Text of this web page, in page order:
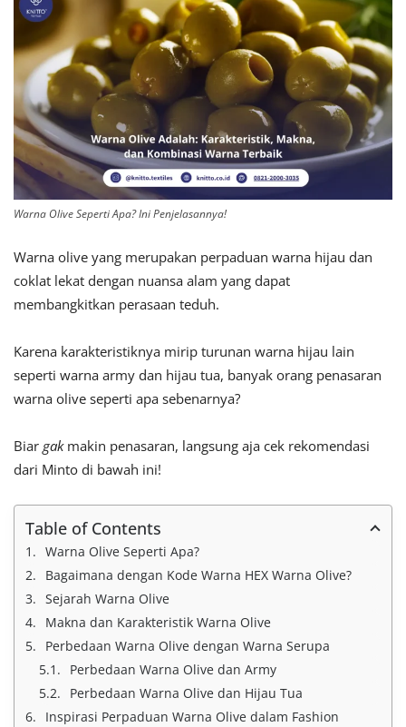
Warna Olive Seperti Apa? Ini Penjelasannya!
Warna olive yang merupakan perpaduan warna hijau dan
coklat lekat dengan nuansa alam yang dapat
membangkitkan perasaan teduh.
Karena karakteristiknya mirip turunan warna hijau lain
seperti warna army dan hijau tua, banyak orang penasaran
warna olive seperti apa sebenarnya?
Biar gak makin penasaran, langsung aja cek rekomendasi
dari Minto di bawah ini!
Table of Contents
Warna Olive Seperti Apa?
Bagaimana dengan Kode Warna HEX Warna Olive?
Sejarah Warna Olive
Makna dan Karakteristik Warna Olive
Perbedaan Warna Olive dengan Warna Serupa
Perbedaan Warna Olive dan Army
Perbedaan Warna Olive dan Hijau Tua
Inspirasi Perpaduan Warna Olive dalam Fashion